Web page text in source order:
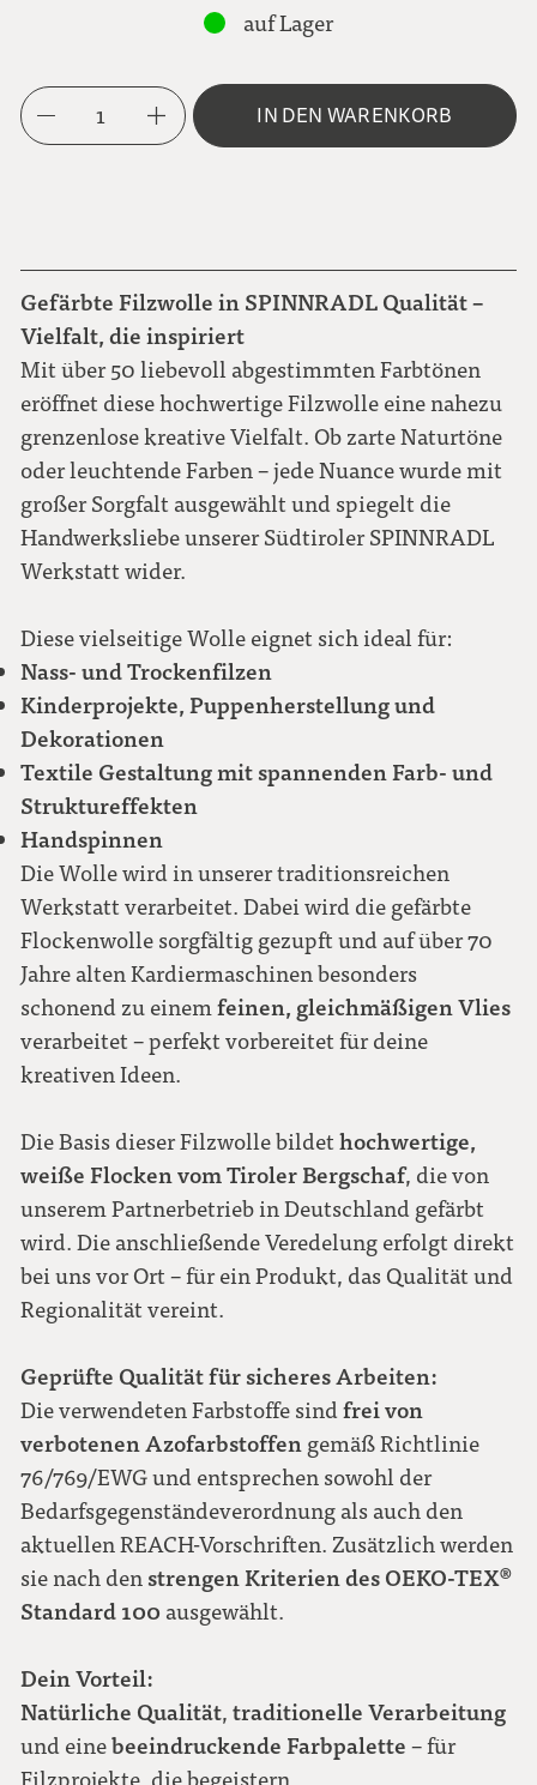
auf Lager
1 IN DEN WARENKORB
Gefärbte Filzwolle in SPINNRADL Qualität –
Vielfalt, die inspiriert
Mit über 50 liebevoll abgestimmten Farbtönen
eröffnet diese hochwertige Filzwolle eine nahezu
grenzenlose kreative Vielfalt. Ob zarte Naturtöne
oder leuchtende Farben – jede Nuance wurde mit
großer Sorgfalt ausgewählt und spiegelt die
Handwerksliebe unserer Südtiroler SPINNRADL
Werkstatt wider.
Diese vielseitige Wolle eignet sich ideal für:
Nass- und Trockenfilzen
Kinderprojekte, Puppenherstellung und
Dekorationen
Textile Gestaltung mit spannenden Farb- und
Struktureffekten
Handspinnen
Die Wolle wird in unserer traditionsreichen
Werkstatt verarbeitet. Dabei wird die gefärbte
Flockenwolle sorgfältig gezupft und auf über 70
Jahre alten Kardiermaschinen besonders
schonend zu einemfeinen, gleichmäßigen Vlies
verarbeitet – perfekt vorbereitet für deine
kreativen Ideen.
Die Basis dieser Filzwolle bildethochwertige,
weiße Flocken vom Tiroler Bergschaf, die von
unserem Partnerbetrieb in Deutschland gefärbt
wird. Die anschließende Veredelung erfolgt direkt
bei uns vor Ort – für ein Produkt, das Qualität und
Regionalität vereint.
Geprüfte Qualität für sicheres Arbeiten:
Die verwendeten Farbstoffe sindfrei von
verbotenen Azofarbstoffen gemäß Richtlinie
76/769/EWG und entsprechen sowohl der
Bedarfsgegenständeverordnung als auch den
aktuellen REACH-Vorschriften. Zusätzlich werden
sie nach denstrengen Kriterien des OEKO-TEX®
Standard 100 ausgewählt.
Dein Vorteil:
Natürliche Qualität,traditionelle Verarbeitung
und einebeeindruckende Farbpalette – für
Filzprojekte, die begeistern.